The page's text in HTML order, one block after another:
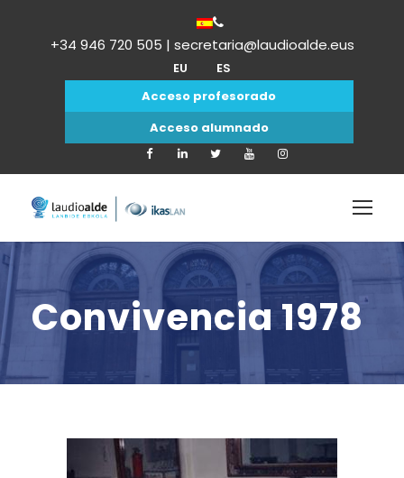
+34 946 720 505 | secretaria@laudioalde.eus
EU
ES
Acceso profesorado
Acceso alumnado
Convivencia 1978